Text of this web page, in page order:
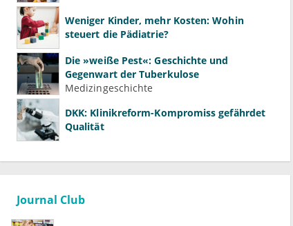
Weniger Kinder, mehr Kosten: Wohin
steuert die Pädiatrie?
Die »weiße Pest«: Geschichte und
Gegenwart der Tuberkulose
Medizingeschichte
DKK: Klinikreform-Kompromiss gefährdet
Qualität
Journal Club